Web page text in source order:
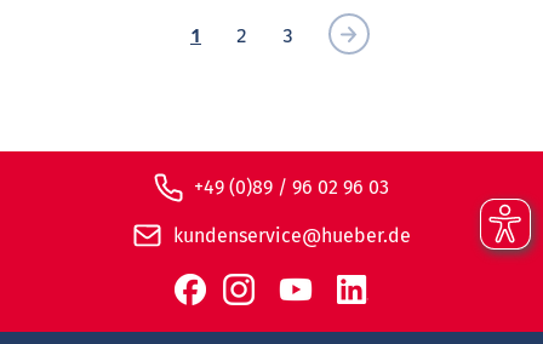
1 2 3
+49 (0)89 / 96 02 96 03
kundenservice@hueber.de